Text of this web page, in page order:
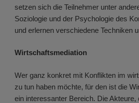
setzen sich die Teilnehmer unter
Soziologie und der Psychologie des
und erlernen verschiedene Techniken
Wirtschaftsmediation
Wer ganz konkret mit Konflikten im
zu tun haben möchte, für den ist die
ein interessanter Bereich. Die Akteure,